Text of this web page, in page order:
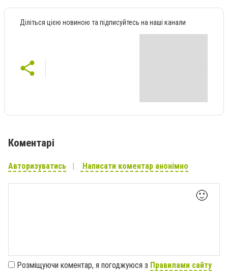
Діліться цією новиною та підписуйтесь на наші канали
Коментарі
Авторизуватись Написати коментар анонімно
🙂
Розміщуючи коментар, я погоджуюся з Правилами сайту